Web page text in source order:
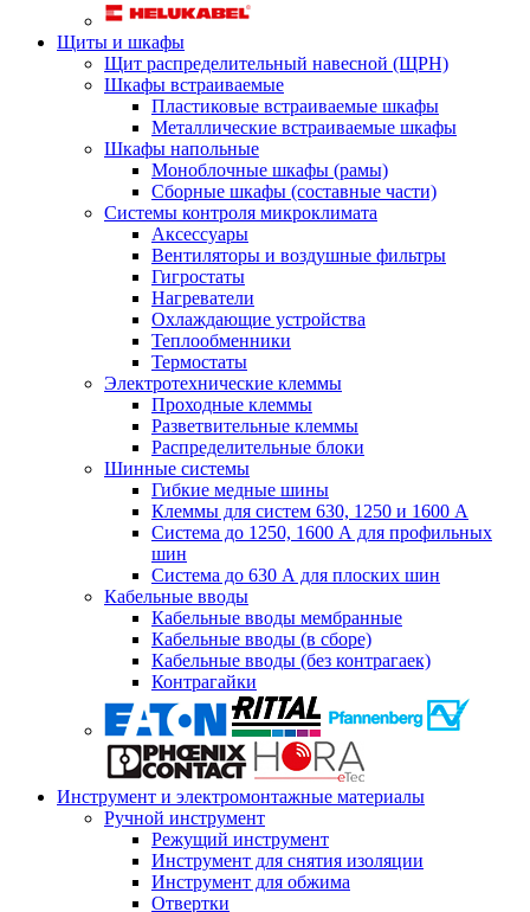
Щиты и шкафы
Щит распределительный навесной (ЩРН)
Шкафы встраиваемые
Пластиковые встраиваемые шкафы
Металлические встраиваемые шкафы
Шкафы напольные
Моноблочные шкафы (рамы)
Сборные шкафы (составные части)
Системы контроля микроклимата
Аксессуары
Вентиляторы и воздушные фильтры
Гигростаты
Нагреватели
Охлаждающие устройства
Теплообменники
Термостаты
Электротехнические клеммы
Проходные клеммы
Разветвительные клеммы
Распределительные блоки
Шинные системы
Гибкие медные шины
Клеммы для систем 630, 1250 и 1600 А
Система до 1250, 1600 А для профильных
шин
Система до 630 А для плоских шин
Кабельные вводы
Кабельные вводы мембранные
Кабельные вводы (в сборе)
Кабельные вводы (без контрагаек)
Контрагайки
Инструмент и электромонтажные материалы
Ручной инструмент
Режущий инструмент
Инструмент для снятия изоляции
Инструмент для обжима
Отвертки